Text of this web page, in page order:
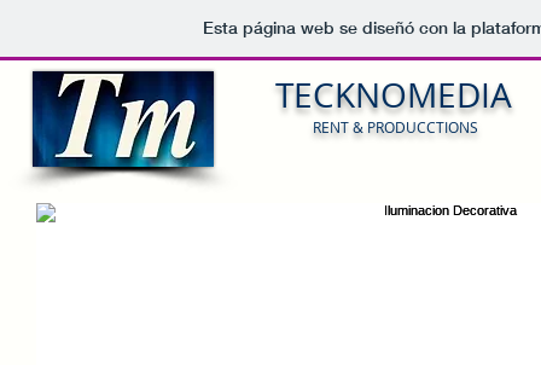
Esta página web se diseñó con la
TECKNOMEDIA
RENT & PRODUCCTIONS